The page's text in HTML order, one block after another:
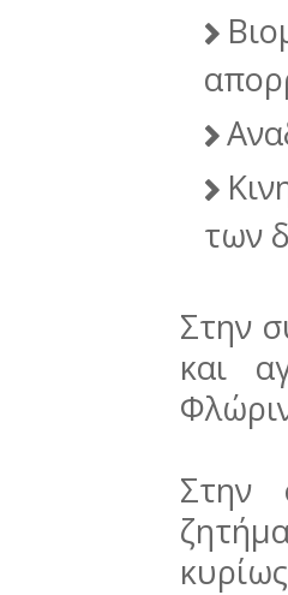
των
Στην
και
Στην